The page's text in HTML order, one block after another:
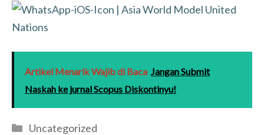
Artikel Menarik Wajib di Baca Jangan Submit
Naskah ke jurnal Scopus Diskontinyu!
Categories
Uncategorized